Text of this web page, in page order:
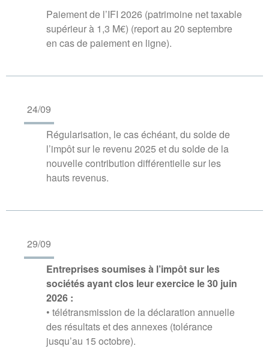
Paiement de l’IFI 2026 (patrimoine net taxable
supérieur à 1,3 M€) (report au 20 septembre
en cas de paiement en ligne).
24/09
Régularisation, le cas échéant, du solde de
l’impôt sur le revenu 2025 et du solde de la
nouvelle contribution différentielle sur les
hauts revenus.
29/09
Entreprises soumises à l’impôt sur les
sociétés ayant clos leur exercice le 30 juin
2026 :
• télétransmission de la déclaration annuelle
des résultats et des annexes (tolérance
jusqu’au 15 octobre).